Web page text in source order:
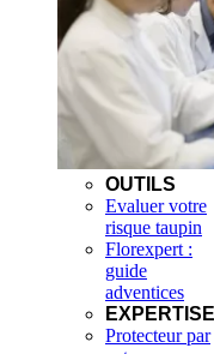
OUTILS
Evaluer votre
risque taupin
Florexpert :
guide
adventices
EXPERTISE
Protecteur par